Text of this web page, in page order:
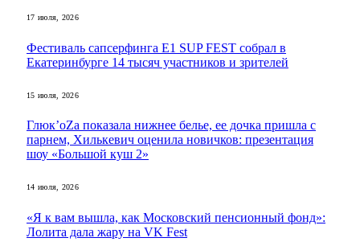
17 июля, 2026
Фестиваль сапсерфинга E1 SUP FEST собрал в
Екатеринбурге 14 тысяч участников и зрителей
15 июля, 2026
Глюк’оZа показала нижнее белье, ее дочка пришла с
парнем, Хилькевич оценила новичков: презентация
шоу «Большой куш 2»
14 июля, 2026
«Я к вам вышла, как Московский пенсионный фонд»:
Лолита дала жару на VK Fest